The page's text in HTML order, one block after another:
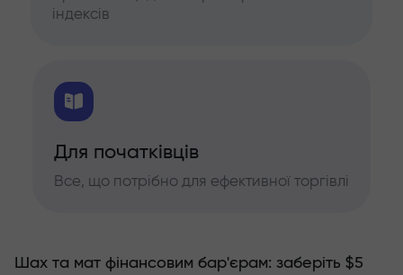
індексів
Для початківців
Все, що потрібно для ефективної торгівлі
Шах та мат фінансовим бар'єрам: заберіть $5